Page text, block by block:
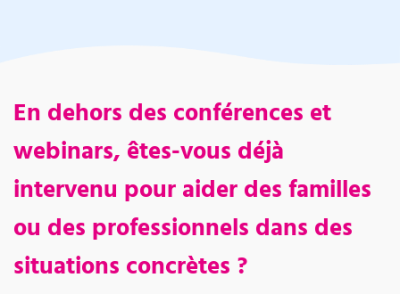
En dehors des conférences et
webinars, êtes-vous déjà
intervenu pour aider des familles
ou des professionnels dans des
situations concrètes ?